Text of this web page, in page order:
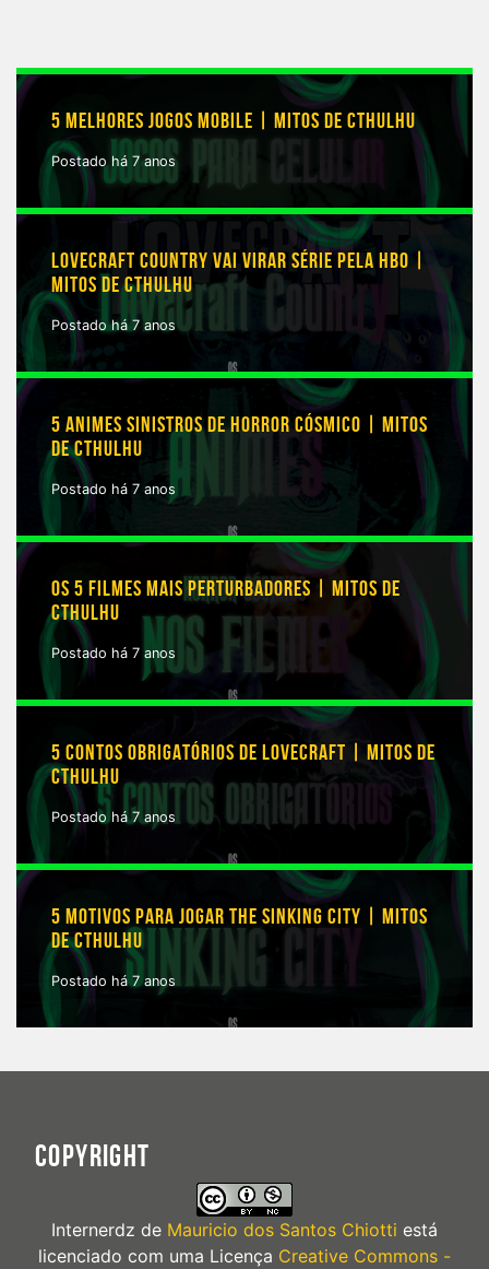
5 MELHORES JOGOS MOBILE | MITOS DE CTHULHU
Postado há 7 anos
LOVECRAFT COUNTRY VAI VIRAR SÉRIE PELA HBO |
MITOS DE CTHULHU
Postado há 7 anos
5 ANIMES SINISTROS DE HORROR CÓSMICO | MITOS
DE CTHULHU
Postado há 7 anos
OS 5 FILMES MAIS PERTURBADORES | MITOS DE
CTHULHU
Postado há 7 anos
5 CONTOS OBRIGATÓRIOS DE LOVECRAFT | MITOS DE
CTHULHU
Postado há 7 anos
5 MOTIVOS PARA JOGAR THE SINKING CITY | MITOS
DE CTHULHU
Postado há 7 anos
COPYRIGHT
Internerdz de Mauricio dos Santos Chiotti está
licenciado com uma Licença Creative Commons -